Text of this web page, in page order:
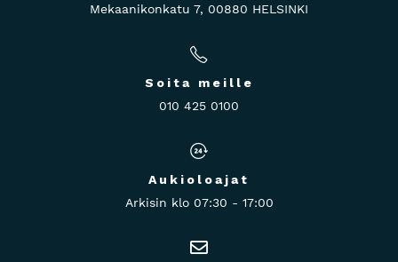
Mekaanikonkatu 7, 00880 HELSINKI
Soita meille
010 425 0100
Aukioloajat
Arkisin klo 07:30 - 17:00